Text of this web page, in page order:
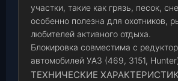
участки, такие как грязь, песок,
особенно полезна для охотников,
любителей активного отдыха.
Блокировка совместима с
автомобилей УАЗ (469, 3151,
ТЕХНИЧЕСКИЕ